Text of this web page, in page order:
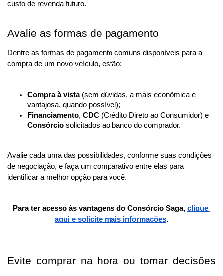
custo de revenda futuro.
Avalie as formas de pagamento
Dentre as formas de pagamento comuns disponíveis para a
compra de um novo veículo, estão:
Compra à vista (sem dúvidas, a mais econômica e
vantajosa, quando possível);
Financiamento, CDC
Consórcio solicitados ao banco do comprador.
Avalie cada uma das possibilidades, conforme suas condições
de negociação, e faça um comparativo entre elas para
identificar a melhor opção para você.
Para ter acesso às vantagens do Consórcio Saga, clique
aqui e solicite mais informações.
Evite comprar na hora ou tomar decisões